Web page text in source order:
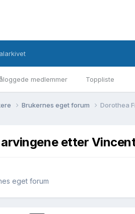
medlemmer Toppliste
Brukernes eget forum Dorothea
etter
eget forum